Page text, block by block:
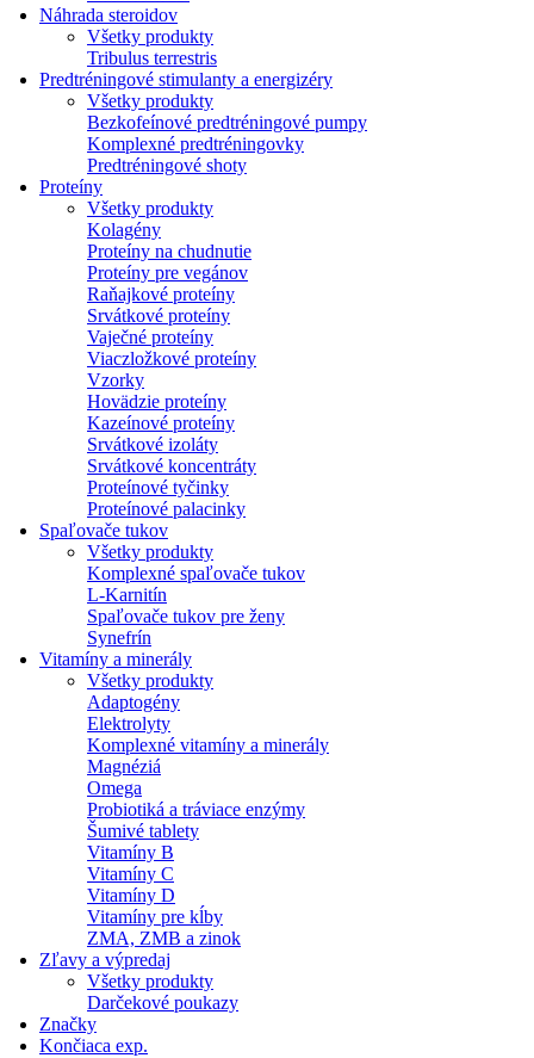
Náhrada steroidov
Všetky produkty
Tribulus terrestris
Predtréningové stimulanty a energizéry
Všetky produkty
Bezkofeínové predtréningové pumpy
Komplexné predtréningovky
Predtréningové shoty
Proteíny
Všetky produkty
Kolagény
Proteíny na chudnutie
Proteíny pre vegánov
Raňajkové proteíny
Srvátkové proteíny
Vaječné proteíny
Viaczložkové proteíny
Vzorky
Hovädzie proteíny
Kazeínové proteíny
Srvátkové izoláty
Srvátkové koncentráty
Proteínové tyčinky
Proteínové palacinky
Spaľovače tukov
Všetky produkty
Komplexné spaľovače tukov
L-Karnitín
Spaľovače tukov pre ženy
Synefrín
Vitamíny a minerály
Všetky produkty
Adaptogény
Elektrolyty
Komplexné vitamíny a minerály
Magnéziá
Omega
Probiotiká a tráviace enzýmy
Šumivé tablety
Vitamíny B
Vitamíny C
Vitamíny D
Vitamíny pre kĺby
ZMA, ZMB a zinok
Zľavy a výpredaj
Všetky produkty
Darčekové poukazy
Značky
Končiaca exp.